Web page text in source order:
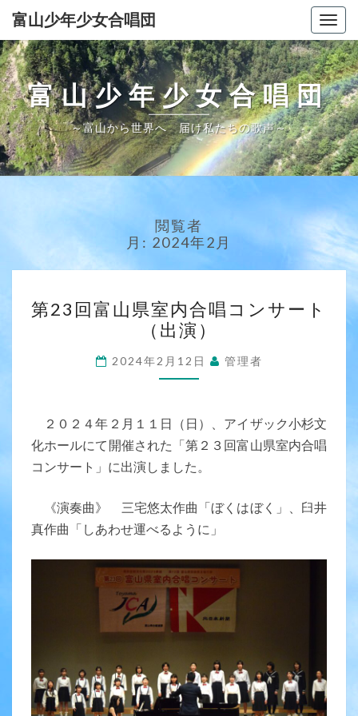
Skip
content
富山少年少女合唱団
富山少年少女合唱団
～富山から世界へ 届け私たちの歌声～
閲覧者
月: 2024年2月
23
回
富
山
室
内
合
コ
ン
ー
ト
（出
第23回富山県室内合唱コンサート
（出演）
2024年2月12日 管理者
２０２４年２月１１日（日）、アイザック小杉文
化ホールにて開催された「第２３回富山県室内合唱
コンサート」に出演しました。
《演奏曲》 三宅悠太作曲「ぼくはぼく」、臼井
真作曲「しあわせ運べるように」